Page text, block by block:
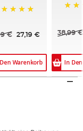
€ 27,19 €
Warenkorb
38,99 €
In